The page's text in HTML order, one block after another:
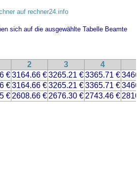
auf rechner24.info
sich auf die ausgewählte Tabelle Beamte
2 3 4
€3164.66 €3265.21 €3365.71 €
€3164.66 €3265.21 €3365.71 €
€ 2608.66 € 2676.30 € 2743.46 €